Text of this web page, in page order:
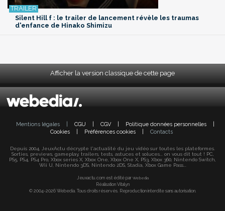
Silent Hill f : le trailer de lancement révèle les traumas
d'enfance de Hinako Shimizu
Afficher la version classique de cette page
Mentions légales CGU CGV Politique données personnelles
Cookies
Préférences cookies Contacts
Depuis 2004, JeuxActu décrypte l'actualité du jeu vidéo sur toutes les plateformes.
Sorties, previews, gameplay, trailers, tests, astuces et soluces... on vous dit tout ! PC,
PS5, PS4, PS4 Pro, Xbox series X, Xbox One, Xbox One X, PS3, Xbox 360, Nintendo Switch,
Wii U, Nintendo 3DS, Nintendo 2DS, Stadia, Xbox Game Pass...
Jeuxactu.com est édité par Webedia
Réalisation Vitalyn
© 2004-2026 Webedia. Tous droits réservés. Reproduction interdite sans autorisation.